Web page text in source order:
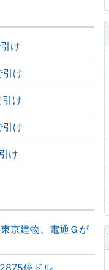
け
け
け
け
け
京建物、電通Ｇが
億ドル